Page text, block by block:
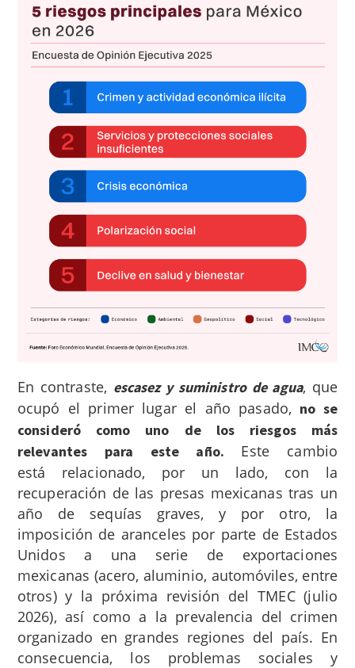
En contraste, escasez y suministro de agua, que
ocupó el primer lugar el año pasado, no se
consideró como uno de los riesgos más
relevantes para este año. Este
cambio
está relacionado, por un lado, con la
recuperación de las presas mexicanas tras un
año de sequías graves, y por otro, la
imposición de aranceles por parte de Estados
Unidos a una serie de exportaciones
mexicanas (acero, aluminio, automóviles, entre
otros) y la próxima revisión del TMEC (julio
2026), así como a la prevalencia del crimen
organizado en grandes regiones del país. En
consecuencia, los problemas sociales y